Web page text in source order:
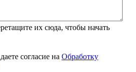
их сюда, чтобы начать
согласие на Обработку